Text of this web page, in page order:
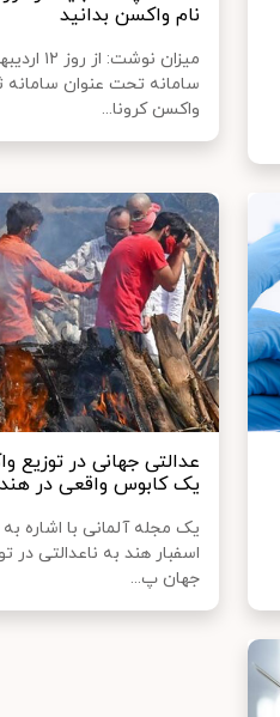
نام واکسن بدانید
سامانه تحت عنوان سامانه
واکسن کرونا...
عدالتی جهانی در توزیع
یک کابوس واقعی در هند
یک مجله آلمانی با اشاره
اسفبار هند به ناعدالتی در
جهان پ...